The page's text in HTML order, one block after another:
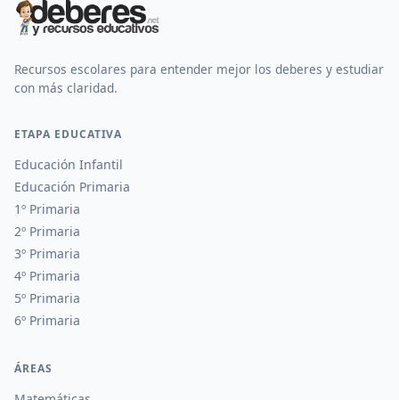
Recursos escolares para entender mejor los deberes y estudiar
con más claridad.
ETAPA EDUCATIVA
Educación Infantil
Educación Primaria
1º Primaria
2º Primaria
3º Primaria
4º Primaria
5º Primaria
6º Primaria
ÁREAS